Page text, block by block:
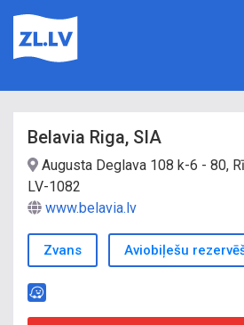
Belavia Riga, SIA
Augusta Deglava 108 k-6 - 80,
LV-1082
www.belavia.lv
Zvans Aviobiļešu